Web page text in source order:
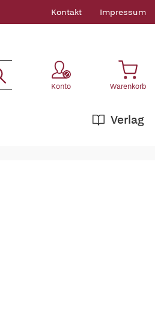
Kontakt Impressum
Konto Warenkorb
Verlag